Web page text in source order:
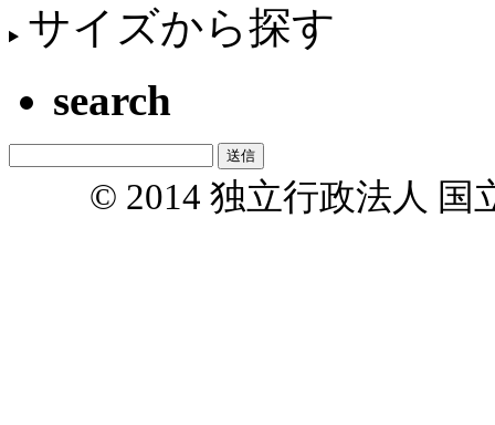
サイズから探す
search
© 2014 独立行政法人 国